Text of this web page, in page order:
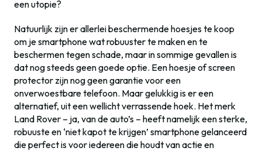
een utopie?
Natuurlijk zijn er allerlei beschermende hoesjes te koop
om je smartphone wat robuuster te maken en te
beschermen tegen schade, maar in sommige gevallen is
dat nog steeds geen goede optie. Een hoesje of screen
protector zijn nog geen garantie voor een
onverwoestbare telefoon. Maar gelukkig is er een
alternatief, uit een wellicht verrassende hoek. Het merk
Land Rover – ja, van de auto’s – heeft namelijk een sterke,
robuuste en ‘niet kapot te krijgen’ smartphone gelanceerd
die perfect is voor iedereen die houdt van actie en